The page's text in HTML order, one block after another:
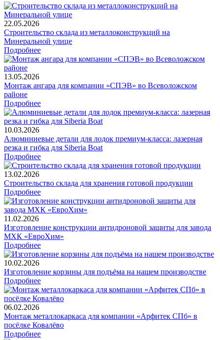
22.05.2026
Строительство склада из металлоконструкций на
Минеральной улице
Подробнее
13.05.2026
Монтаж ангара для компании «СПЭВ» во Всеволожском
районе
Подробнее
10.03.2026
Алюминиевые детали для лодок премиум-класса: лазерная
резка и гибка для Siberia Boat
Подробнее
13.02.2026
Строительство склада для хранения готовой продукции
Подробнее
11.02.2026
Изготовление конструкции антидроновой защиты для завода
МХК «ЕвроХим»
Подробнее
10.02.2026
Изготовление корзины для подъёма на нашем производстве
Подробнее
06.02.2026
Монтаж металлокаркаса для компании «Арфитек СПб» в
посёлке Ковалёво
Подробнее